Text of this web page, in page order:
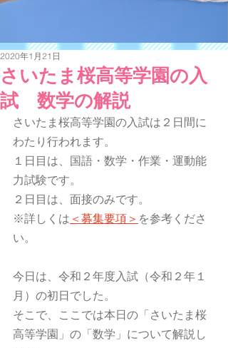
さいたま桜高等学園の入
試 数学の解説
2020年1月21日
さいたま桜高等学園の入試は２日間に
わたり行われます。
１日目は、国語・数学・作業・運動能
力試験です。
２日目は、面接のみです。
※詳しくは ＜募集要項＞ を参考くださ
い。
今日は、令和２年度入試（令和２年１
月）の初日でした。
そこで、ここでは本日の「さいたま桜
高等学園」の「数学」について解説し